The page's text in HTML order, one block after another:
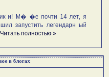
и! М� �е почти 14 лет, я
запустить легендарн ый
Читать полностью »
в блогах